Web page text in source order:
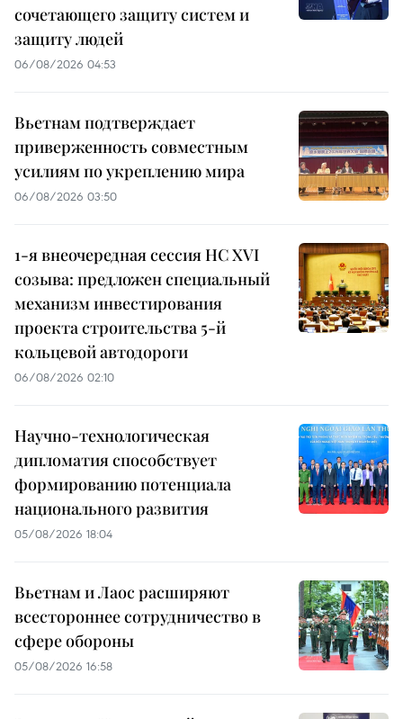
сочетающего защиту систем и
защиту людей
06/08/2026 04:53
Вьетнам подтверждает
приверженность совместным
усилиям по укреплению мира
06/08/2026 03:50
1-я внеочередная сессия НС XVI
созыва: предложен специальный
механизм инвестирования
проекта строительства 5-й
кольцевой автодороги
06/08/2026 02:10
Научно-технологическая
дипломатия способствует
формированию потенциала
национального развития
05/08/2026 18:04
Вьетнам и Лаос расширяют
всестороннее сотрудничество в
сфере обороны
05/08/2026 16:58